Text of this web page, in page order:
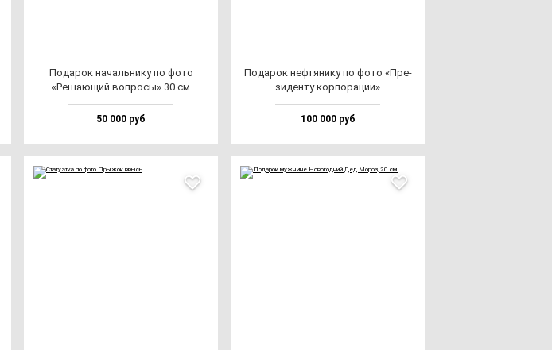
Пода­рок на­чаль­ни­ку по фо­то
«Реша­ющий воп­ро­сы» 30 см
50 000 руб
Пода­рок неф­тя­ни­ку по фо­то «Пре­
зи­ден­ту кор­по­ра­ции»
100 000 руб